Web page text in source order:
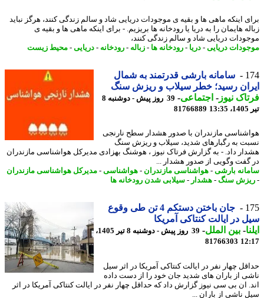
اینکه ماهی ها و بقیه ی موجودات دریایی شاد و سالم زندگی کنند، هرگز نباید
هایمان را به دریا یا رودخانه ها بریزیم. - برای اینکه ماهی ها و بقیه ی
دریایی شاد و سالم زندگی کنند،
دریایی -دریا-رودخانه ها- زباله-رودخانه-دریایی -محیط زیست
سامانه بارشی قدرتمند به شمال
رسید؛ خطر سیلاب و ریزش سنگ
نیوز-اجتماعی-
39 روز پیش - دوشنبه 8
81766889
مازندران با صدور هشدار سطح نارنجی
به رگبارهای شدید، سیلاب و ریزش سنگ
داد. - به گزارش فرتاک نیوز ، هوشنگ بهزادی مدیرکل هواشناسی مازندران
وگویی از صدور هشدار ...
بارشی -هواشناسی مازندران- هواشناسی-مدیرکل هواشناسی مازندران
سنگ-هشدار-سیلابی شدن رودخانه ها
جان باختن دستکم 4 تن طی وقوع
در ایالت کنتاکی آمریکا
-بین الملل-
39 روز پیش - دوشنبه 8 تیر 1405،
81766303
چهار نفر در ایالت کنتاکی آمریکا در اثر سیل
از باران های شدید جان خود را از دست داده
ان بی سی نیوز گزارش داد که حداقل چهار نفر در ایالت کنتاکی آمریکا در اثر
ناشی از باران ...